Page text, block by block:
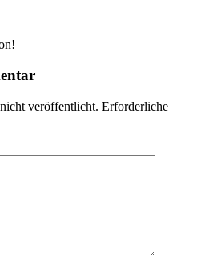
veröffentlicht. Erforderliche